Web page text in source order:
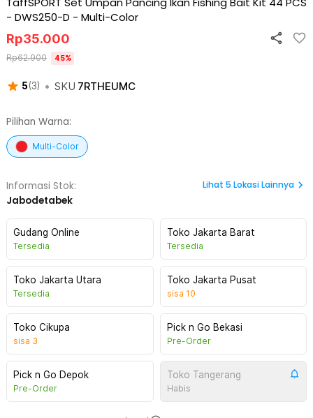
- DWS250-D - Multi-Color
5(3) • SKU 7RTHEUMC
Rp35.000
Rp62.900 45%
Pilihan Warna:
Multi-Color
Informasi Stok:
Jabodetabek
Lihat 5 Lokasi Lainnya
Gudang Online
Tersedia
Toko Jakarta Barat
Tersedia
Toko Jakarta Utara
Tersedia
Toko Jakarta Pusat
sisa 10
Toko Cikupa
sisa 3
Pick n Go Bekasi
Pre-Order
Pick n Go Depok
Pre-Order
Toko Tangerang
Habis